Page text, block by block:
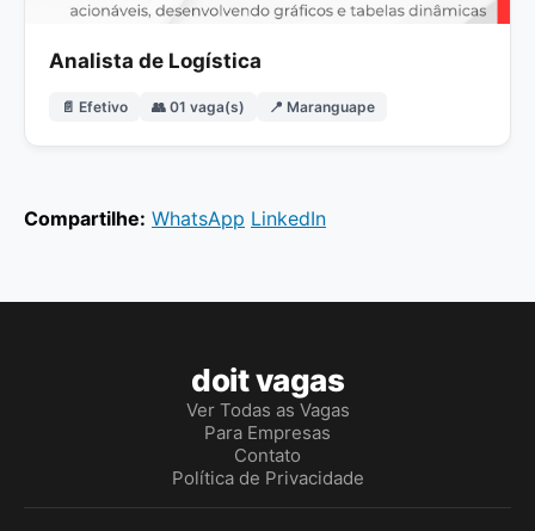
Analista de Logística
📄 Efetivo 👥 01 vaga(s) 📍 Maranguape
Compartilhe: WhatsApp LinkedIn
doit vagas
Ver Todas as Vagas
Para Empresas
Contato
Política de Privacidade